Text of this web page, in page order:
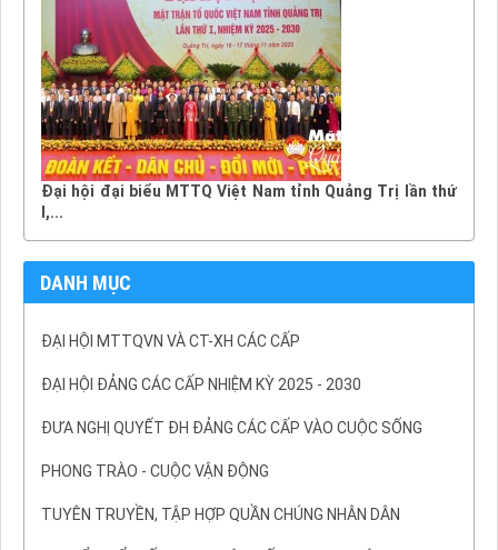
Đại hội đại biểu MTTQ Việt Nam tỉnh Quảng Trị lần thứ
I,...
DANH MỤC
ĐẠI HỘI MTTQVN VÀ CT-XH CÁC CẤP
ĐẠI HỘI ĐẢNG CÁC CẤP NHIỆM KỲ 2025 - 2030
ĐƯA NGHỊ QUYẾT ĐH ĐẢNG CÁC CẤP VÀO CUỘC SỐNG
PHONG TRÀO - CUỘC VẬN ĐỘNG
TUYÊN TRUYỀN, TẬP HỢP QUẦN CHÚNG NHÂN DÂN